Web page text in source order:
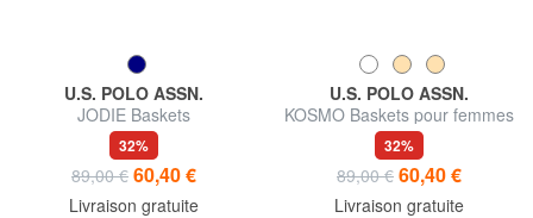
U.S. POLO ASSN.
JODIE Baskets
32%
89,00 € 60,40 €
Livraison gratuite
U.S. POLO ASSN.
KOSMO Baskets pour femmes
32%
89,00 € 60,40 €
Livraison gratuite